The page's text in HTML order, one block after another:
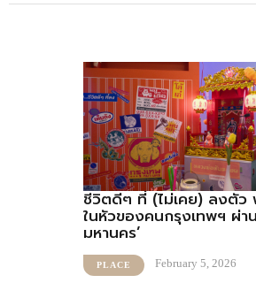
ชีวิตดีๆ ที่ (ไม่เคย) ลงตัว
ในหัวของคนกรุงเทพฯ ผ่า
มหานคร’
PLACE February 5, 2026